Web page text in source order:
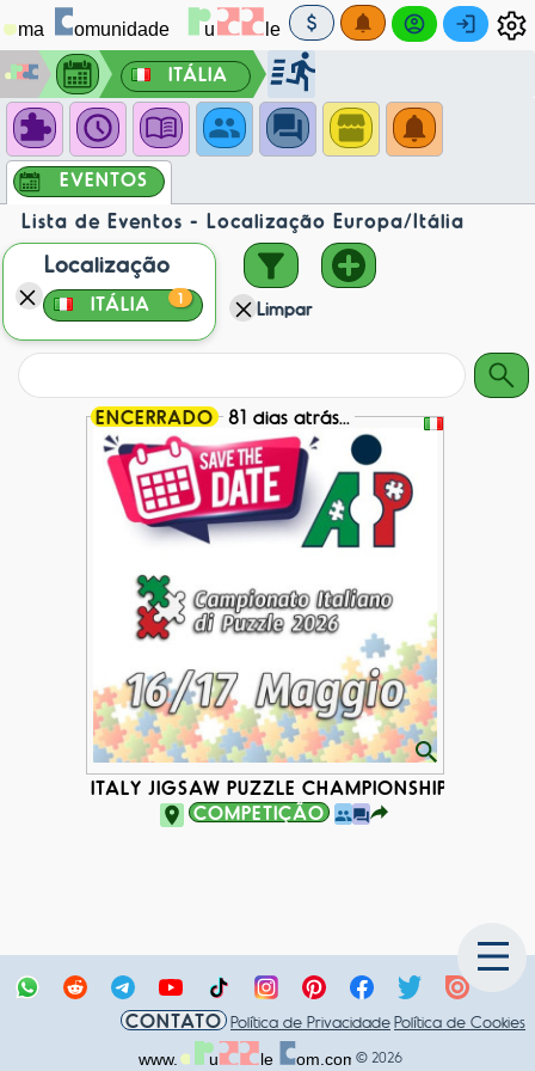
ITÁLIA
EVENTOS
Lista de Eventos - Localização Europa/Itália
Localização
ITÁLIA 1 Limpar
ENCERRADO 81 dias atrás...
ITALY JIGSAW PUZZLE CHAMPIONSHIP 2026
COMPETIÇÃO
CONTATO Política de PrivacidadePolítica de Cookies
© 2026